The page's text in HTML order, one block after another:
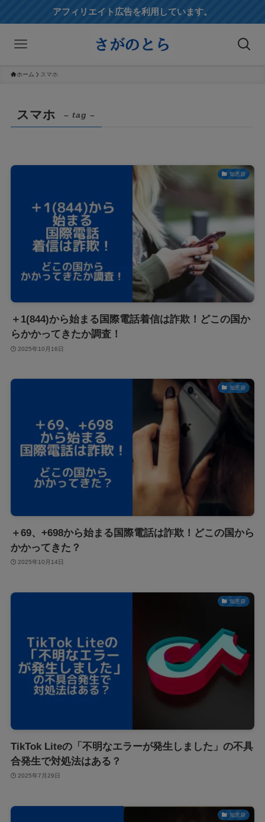
アフィリエイト広告を利用しています。
ホーム スマホ
スマホ – tag –
知恵袋
＋1(844)から始まる国際電話着信は詐欺！どこの国か
らかかってきたか調査！
2025年10月16日
知恵袋
＋69、+698から始まる国際電話は詐欺！どこの国から
かかってきた？
2025年10月14日
知恵袋
TikTok Liteの「不明なエラーが発生しました」の不具
合発生で対処法はある？
2025年7月29日
知恵袋